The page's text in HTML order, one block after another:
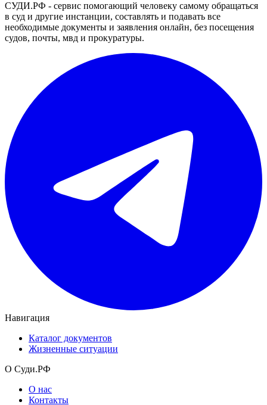
СУДИ.РФ - сервис помогающий человеку самому обращаться
в суд и другие инстанции, составлять и подавать все
необходимые документы и заявления онлайн, без посещения
судов, почты, мвд и прокуратуры.
Навигация
Каталог документов
Жизненные ситуации
О Суди.РФ
О нас
Контакты